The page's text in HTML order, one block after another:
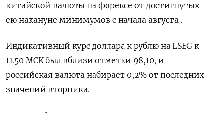
китайской валюты на форексе от достигнутых
ею накануне минимумов с начала августа .
Индикативный курс доллара к рублю на LSEG к
11.50 МСК был вблизи отметки 98,10, и
российская валюта набирает 0,2% от последних
значений вторника.